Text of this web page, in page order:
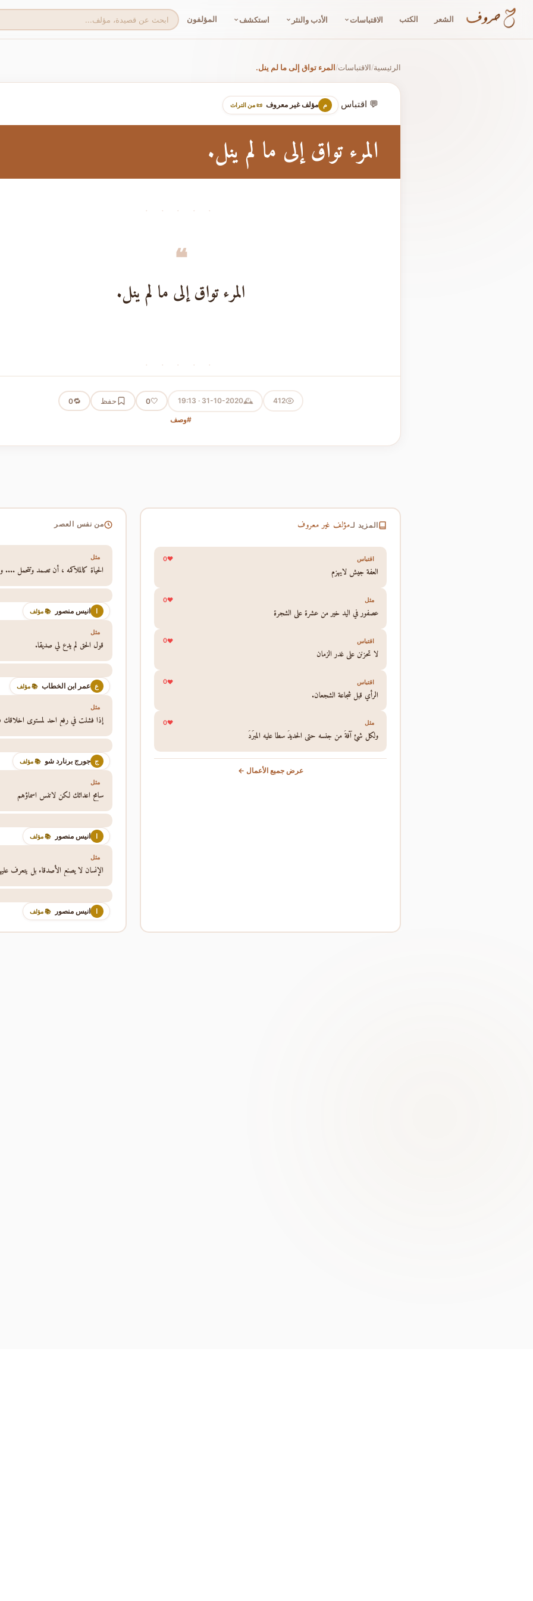
الشعر الكتب الاقتباسات الأدب والنثر استكشف المؤلفون
الرئيسية/الاقتباسات/المرء تواق إلى ما لم ينل.
💬 اقتباس م مؤلف غير معروف 📜 من التراث
المرء تواق إلى ما لم ينل.
· · · · ·
❝
المرء تواق إلى ما لم ينل.
· · · · ·
412
🕰️
31-10-2020 · 19:13
🤍
0 حفظ 🔁
0
#وصف
المزيد لـمؤلف غير معروف
اقتباس 0
العفة جيش لايهزم
مثل 0
عصفور في اليد خير من عشرة على الشجرة
اقتباس 0
لا تحزنن على غدر الزمان
اقتباس 0
الرأي قبل شجاعة الشجعان.
مثل 0
ولكل شئٍ آفةُ من جنسه حتى الحديدُ سطا عليه المبرَدُ
عرض جميع الأعمال ←
من نفس العصر
مثل
الحياة كالملاكمه ، أن تصمد وتتحمل ....
ا انيس منصور 📚 مؤلف
مثل
قول الحق لم يدع لي صديقا.
ع عمر ابن الخطاب 📚 مؤلف
مثل
إذا فشلت في رفع احد لمستوى اخلاقك
ج جورج برنارد شو 📚 مؤلف
مثل
سامح اعدائك لكن لاتنس اسماؤهم
ا انيس منصور 📚 مؤلف
مثل
الإنسان لا يصنع الأصدقاء بل يتعرف
ا انيس منصور 📚 مؤلف